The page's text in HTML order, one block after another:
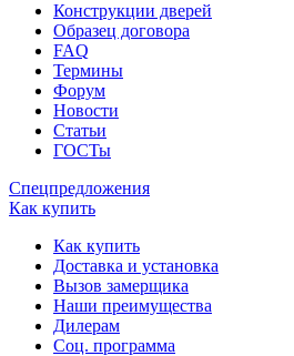
Конструкции дверей
Образец договора
FAQ
Термины
Форум
Новости
Статьи
ГОСТы
Спецпредложения
Как купить
Как купить
Доставка и установка
Вызов замерщика
Наши преимущества
Дилерам
Соц. программа